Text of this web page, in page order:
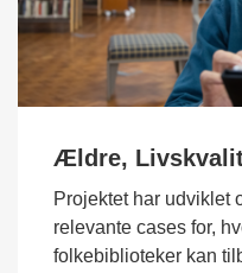
Ældre,
Projektet har udviklet
relevante cases for,
folkebiblioteker kan